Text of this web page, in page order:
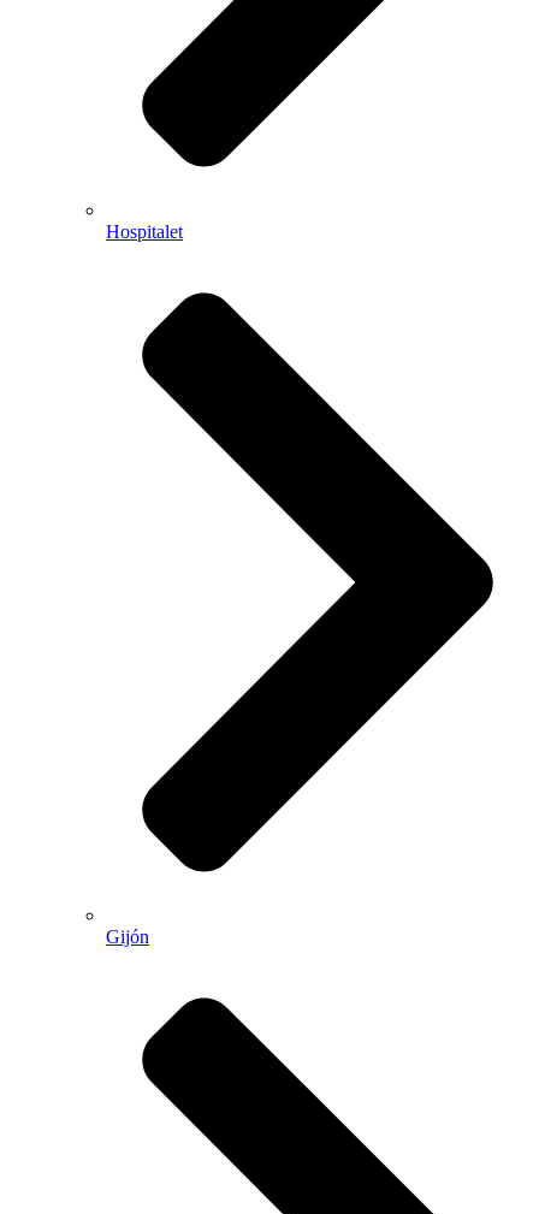
Hospitalet
Gijón